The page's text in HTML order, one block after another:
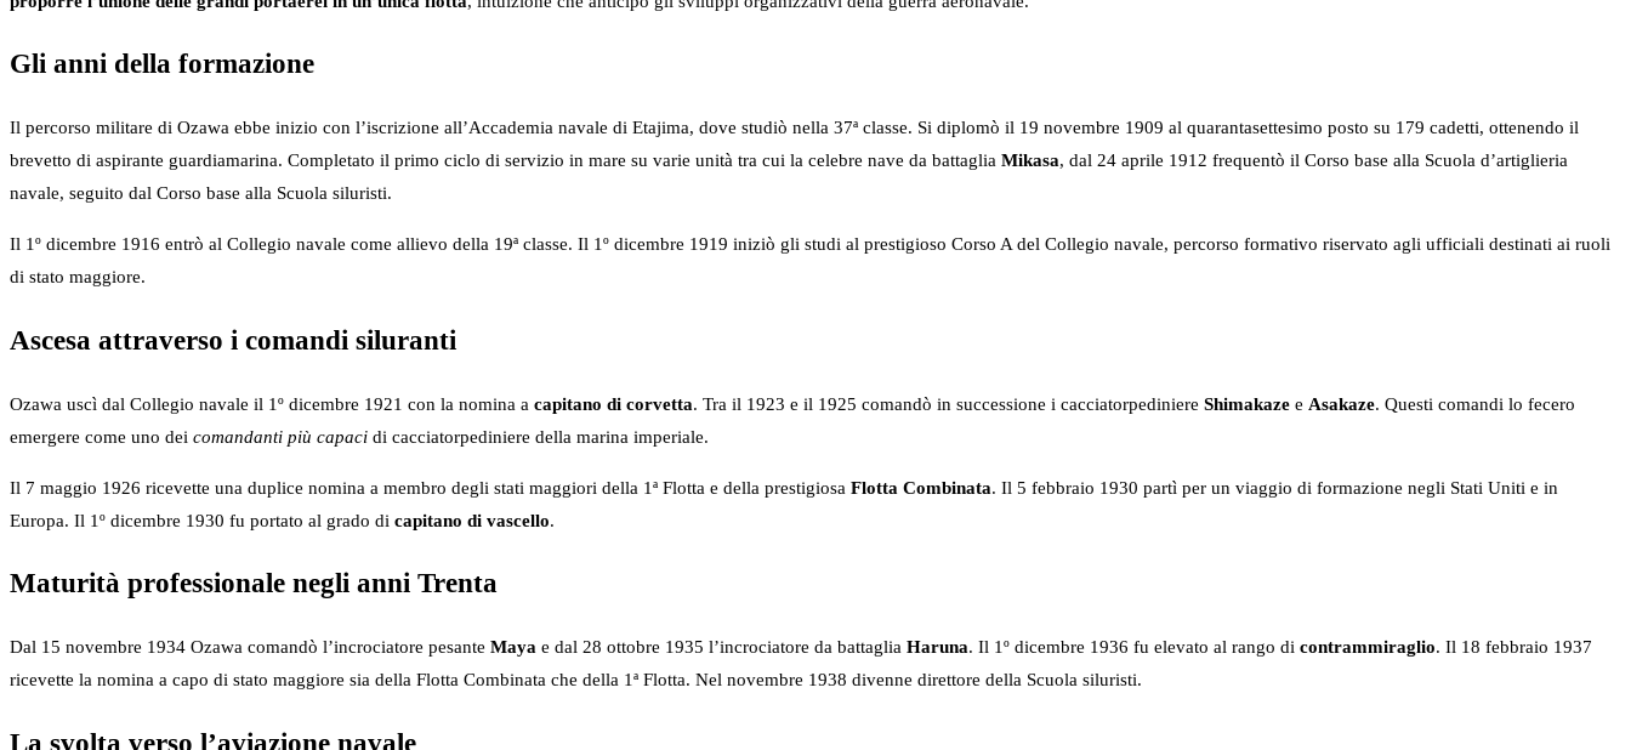
Gli anni della formazione
Il percorso militare di Ozawa ebbe inizio con l’iscrizione all’Accademia navale di Etajima, dove studiò nella 37ª classe. Si diplomò il 19 novembre 1909 al quarantasettesimo posto su 179 cadetti, ottenendo il
brevetto di aspirante guardiamarina. Completato il primo ciclo di servizio in mare su varie unità tra cui la celebre nave da battaglia Mikasa, dal 24 aprile 1912 frequentò il Corso base alla Scuola d’artiglieria
navale, seguito dal Corso base alla Scuola siluristi.
Il 1º dicembre 1916 entrò al Collegio navale come allievo della 19ª classe. Il 1º dicembre 1919 iniziò gli studi al prestigioso Corso A del Collegio navale, percorso formativo riservato agli ufficiali destinati ai ruoli
di stato maggiore.
Ascesa attraverso i comandi siluranti
Ozawa uscì dal Collegio navale il 1º dicembre 1921 con la nomina a capitano di corvetta. Tra il 1923 e il 1925 comandò in successione i cacciatorpediniere Shimakaze e Asakaze. Questi comandi lo fecero
emergere come uno dei comandanti più capaci di cacciatorpediniere della marina imperiale.
Il 7 maggio 1926 ricevette una duplice nomina a membro degli stati maggiori della 1ª Flotta e della prestigiosa Flotta Combinata. Il 5 febbraio 1930 partì per un viaggio di formazione negli Stati Uniti e in
Europa. Il 1º dicembre 1930 fu portato al grado di capitano di vascello.
Maturità professionale negli anni Trenta
Dal 15 novembre 1934 Ozawa comandò l’incrociatore pesante Maya e dal 28 ottobre 1935 l’incrociatore da battaglia Haruna. Il 1º dicembre 1936 fu elevato al rango di contrammiraglio. Il 18 febbraio 1937
ricevette la nomina a capo di stato maggiore sia della Flotta Combinata che della 1ª Flotta. Nel novembre 1938 divenne direttore della Scuola siluristi.
La svolta verso l’aviazione navale